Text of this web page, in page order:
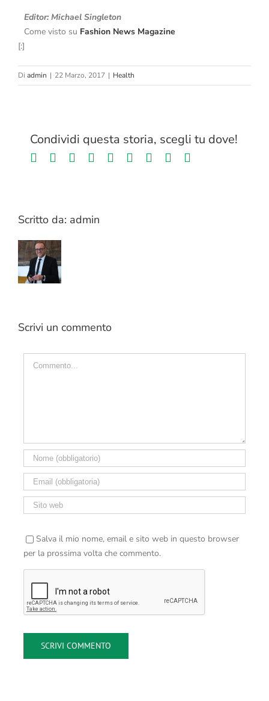
Editor: Michael Singleton
Come visto su Fashion News Magazine
[:]
Di admin | 22 Marzo, 2017 | Health
Condividi questa storia, scegli tu dove!
FacebookTwitterLinkedIn
RedditWhatsapp
TumblrPinterest
Vk
Scritto da: admin
Scrivi un commento
Salva il mio nome, email e sito web in questo browser
per la prossima volta che commento.